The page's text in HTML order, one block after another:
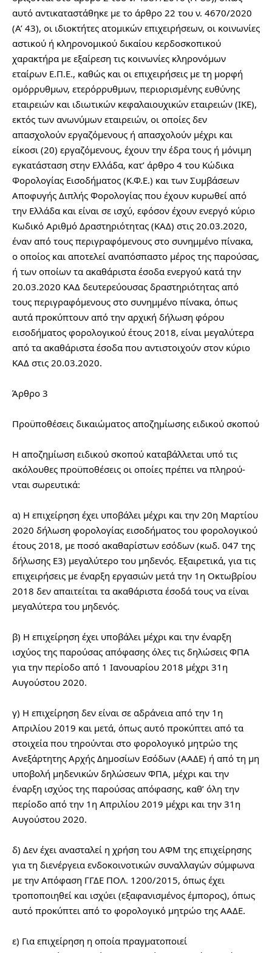
αυτό αντικαταστάθηκε με το άρθρο 22 του ν. 4670/2020
(Α’ 43), οι ιδιοκτήτες ατομικών επιχειρήσεων, οι κοινωνίες
αστικού ή κληρονομικού δικαίου κερδοσκοπικού
χαρακτήρα με εξαίρεση τις κοινωνίες κληρονόμων
εταίρων Ε.Π.Ε., καθώς και οι επιχειρήσεις με τη μορφή
ομόρρυθμων, ετερόρρυθμων, περιορισμένης ευθύνης
εταιρειών και ιδιωτικών κεφαλαιουχικών εταιρειών (ΙΚΕ),
εκτός των ανωνύμων εταιρειών, οι οποίες δεν
απασχολούν εργαζόμενους ή απασχολούν μέχρι και
είκοσι (20) εργαζόμενους, έχουν την έδρα τους ή μόνιμη
εγκατάσταση στην Ελλάδα, κατ’ άρθρο 4 του Κώδικα
Φορολογίας Εισοδήματος (Κ.Φ.Ε.) και των Συμβάσεων
Αποφυγής Διπλής Φορολογίας που έχουν κυρωθεί από
την Ελλάδα και είναι σε ισχύ, εφόσον έχουν ενεργό κύριο
Κωδικό Αριθμό Δραστηριότητας (ΚΑΔ) στις 20.03.2020,
έναν από τους περιγραφόμενους στο συνημμένο πίνακα,
ο οποίος και αποτελεί αναπόσπαστο μέρος της παρούσας,
ή των οποίων τα ακαθάριστα έσοδα ενεργού κατά την
20.03.2020 ΚΑΔ δευτερεύουσας δραστηριότητας από
τους περιγραφόμενους στο συνημμένο πίνακα, όπως
αυτά προκύπτουν από την αρχική δήλωση φόρου
εισοδήματος φορολογικού έτους 2018, είναι μεγαλύτερα
από τα ακαθάριστα έσοδα που αντιστοιχούν στον κύριο
ΚΑΔ στις 20.03.2020.
Άρθρο 3
Προϋποθέσεις δικαιώματος αποζημίωσης ειδικού σκοπού
Η αποζημίωση ειδικού σκοπού καταβάλλεται υπό τις
ακόλουθες προϋποθέσεις οι οποίες πρέπει να πληρού-
νται σωρευτικά:
α) Η επιχείρηση έχει υποβάλει μέχρι και την 20η Μαρτίου
2020 δήλωση φορολογίας εισοδήματος του φορολογικού
έτους 2018, με ποσό ακαθαρίστων εσόδων (κωδ. 047 της
δήλωσης Ε3) μεγαλύτερο του μηδενός. Εξαιρετικά, για τις
επιχειρήσεις με έναρξη εργασιών μετά την 1η Οκτωβρίου
2018 δεν απαιτείται τα ακαθάριστα έσοδά τους να είναι
μεγαλύτερα του μηδενός.
β) Η επιχείρηση έχει υποβάλει μέχρι και την έναρξη
ισχύος της παρούσας απόφασης όλες τις δηλώσεις ΦΠΑ
για την περίοδο από 1 Ιανουαρίου 2018 μέχρι 31η
Αυγούστου 2020.
γ) Η επιχείρηση δεν είναι σε αδράνεια από την 1η
Απριλίου 2019 και μετά, όπως αυτό προκύπτει από τα
στοιχεία που τηρούνται στο φορολογικό μητρώο της
Ανεξάρτητης Αρχής Δημοσίων Εσόδων (ΑΑΔΕ) ή από τη μη
υποβολή μηδενικών δηλώσεων ΦΠΑ, μέχρι και την
έναρξη ισχύος της παρούσας απόφασης, καθ’ όλη την
περίοδο από την 1η Απριλίου 2019 μέχρι και την 31η
Αυγούστου 2020.
δ) Δεν έχει ανασταλεί η χρήση του ΑΦΜ της επιχείρησης
για τη διενέργεια ενδοκοινοτικών συναλλαγών σύμφωνα
με την Απόφαση ΓΓΔΕ ΠΟΛ. 1200/2015, όπως έχει
τροποποιηθεί και ισχύει (εξαφανισμένος έμπορος), όπως
αυτό προκύπτει από το φορολογικό μητρώο της ΑΑΔΕ.
ε) Για επιχείρηση η οποία πραγματοποιεί